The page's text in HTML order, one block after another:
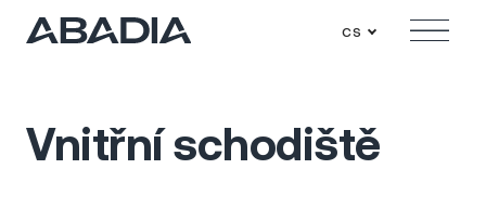
Menu
cs
Vnitřní schodiště